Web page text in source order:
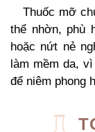
Thuốc mỡ
thể nhờn, phù
hoặc nứt nẻ
làm mềm da,
để niêm phong